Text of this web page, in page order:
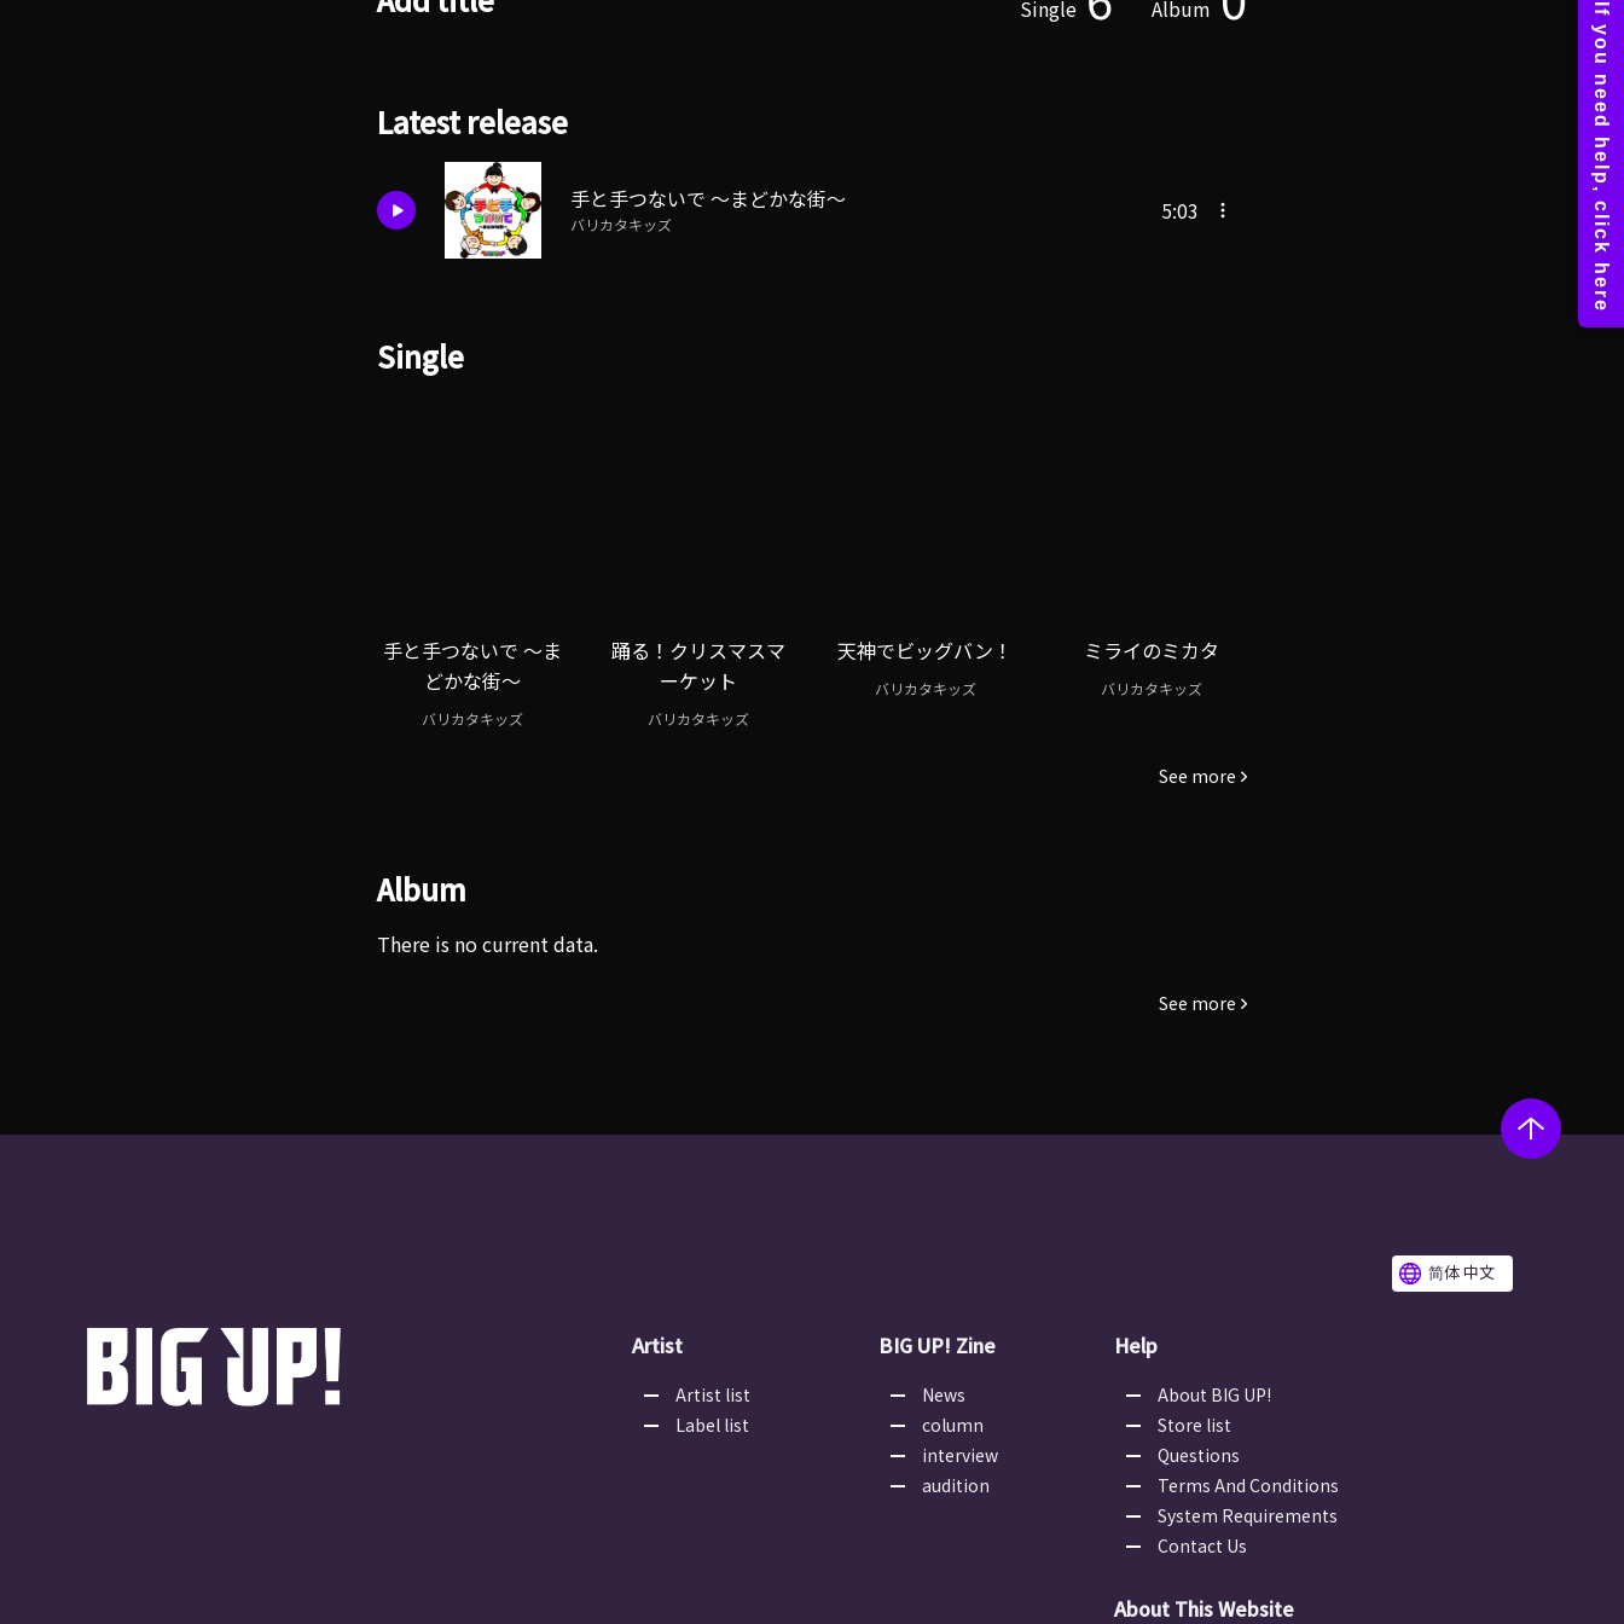
Single Album
Latest release
手と手つないで ～まどかな街～
バリカタキッズ
5:03
Single
手と手つないで ～ま
どかな街～
バリカタキッズ
踊る！クリスマスマ
ーケット
バリカタキッズ
天神でビッグバン！
バリカタキッズ
ミライのミカタ
バリカタキッズ
See more
Album
There is no current data.
See more
简体 中文
Artist
Artist list
Label list
BIG UP! Zine
News
column
interview
audition
Help
About BIG UP!
Store list
Questions
Terms And Conditions
System Requirements
Contact Us
About This Website